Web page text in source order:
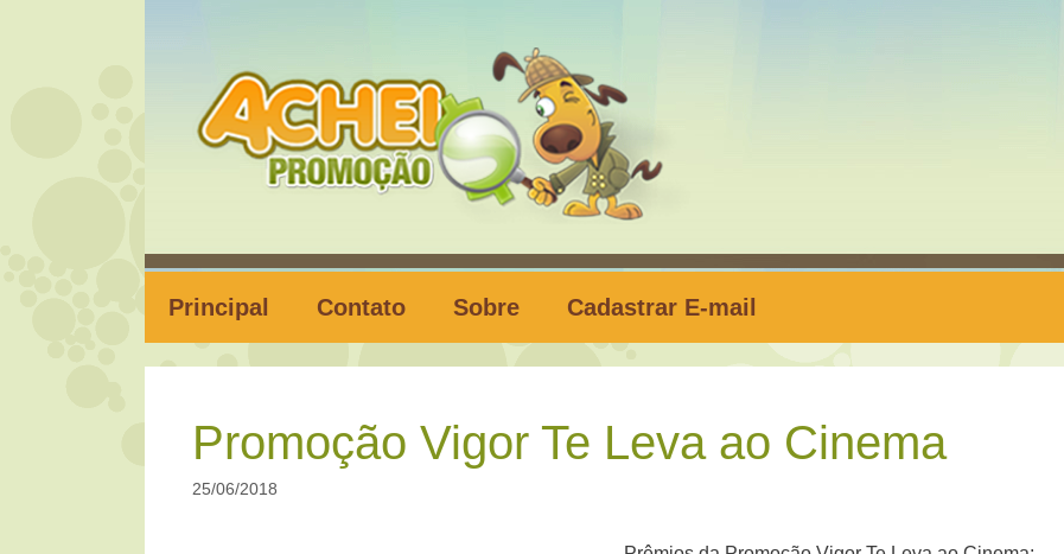
Principal Contato Sobre Cadastrar E-mail
Promoção Vigor Te Leva ao Cinema
25/06/2018